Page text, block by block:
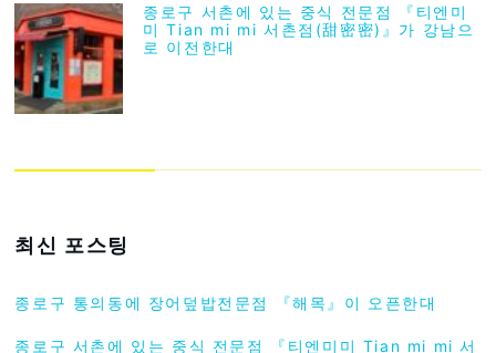
종로구 서촌에 있는 중식 전문점 『티엔미
미 Tian mi mi 서촌점(甜密密)』가 강남으
로 이전한대
최신 포스팅
종로구 통의동에 장어덮밥전문점 『해목』이 오픈한대
종로구 서촌에 있는 중식 전문점 『티엔미미 Tian mi mi 서